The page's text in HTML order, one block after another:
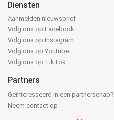
Diensten
Aanmelden nieuwsbrief
Volg ons op Facebook
Volg ons op Instagram
Volg ons op Youtube
Volg ons op TikTok
Partners
Geïnteresseerd in een partnerschap?
Neem contact op